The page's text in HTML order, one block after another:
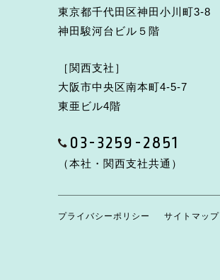
東京都千代田区神田小川町3-8
神田駿河台ビル５階
［関西支社］
大阪市中央区南本町4-5-7
東亜ビル4階
03-3259-2851
（本社・関西支社共通）
プライバシーポリシー サイトマップ